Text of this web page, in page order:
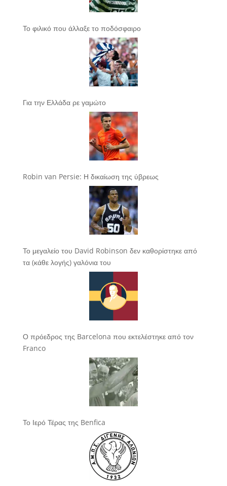
Το φιλικό που άλλαξε το ποδόσφαιρο
Για την Ελλάδα ρε γαμώτο
Robin van Persie: Η δικαίωση της ύβρεως
Το μεγαλείο του David Robinson δεν καθορίστηκε από
τα (κάθε λογής) γαλόνια του
Ο πρόεδρος της Barcelona που εκτελέστηκε από τον
Franco
Το Ιερό Τέρας της Benfica